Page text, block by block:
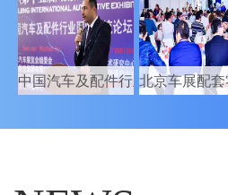
中国汽车及配件行业国际交流论
北京车展配